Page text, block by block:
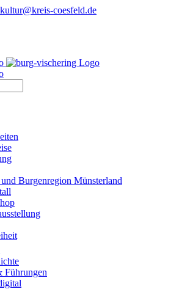
kultur@kreis-coesfeld.de
und Burgenregion Münsterland
Führungen